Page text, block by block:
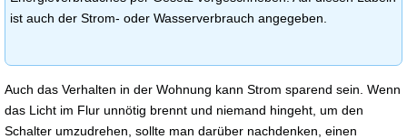
ist auch der Strom- oder Wasserverbrauch angegeben.
Auch das Verhalten in der Wohnung kann Strom sparend sein. Wenn
das Licht im Flur unnötig brennt und niemand hingeht, um den
Schalter umzudrehen, sollte man darüber nachdenken, einen